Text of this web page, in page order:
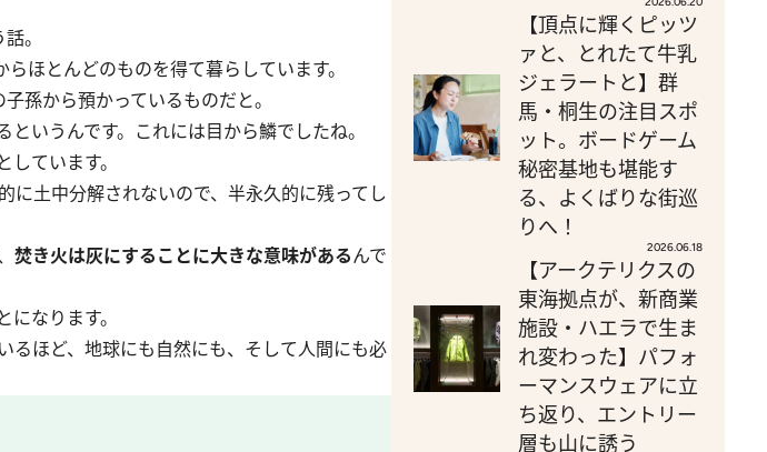
。
ほとんどのものを得て暮らしています。
孫から預かっているものだと。
いうんです。これには目から鱗でしたね。
しています。
土中分解されないので、半永久的に残ってし
焚き火は灰にすることに大きな意味があるんで
になります。
ほど、地球にも自然にも、そして人間にも必
【頂点に輝くピッツ
ァと、とれたて牛乳
ジェラートと】群
馬・桐生の注目スポ
ット。ボードゲーム
秘密基地も堪能す
る、よくばりな街巡
りへ！
2026.06.18
【アークテリクスの
東海拠点が、新商業
施設・ハエラで生ま
れ変わった】パフォ
ーマンスウェアに立
ち返り、エントリー
層も山に誘う